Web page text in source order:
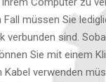
müssen Sie
sind.
Sie mit einem
verwenden